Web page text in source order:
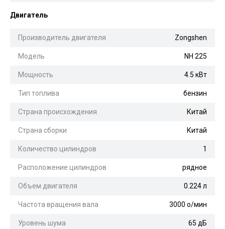
Двигатель
Производитель двигателя Zongshen
Модель NH 225
Мощность 4.5 кВт
Тип топлива бензин
Страна происхождения Китай
Страна сборки Китай
Количество цилиндров 1
Расположение цилиндров рядное
Объем двигателя 0.224 л
Частота вращения вала 3000 о/мин
Уровень шума 65 дБ